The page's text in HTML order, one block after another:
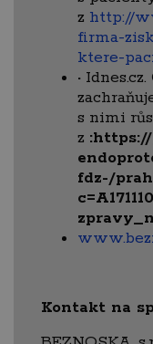
z http://
firma-
ktere-
·
s nimi
z
fdz-/
Kontakt na